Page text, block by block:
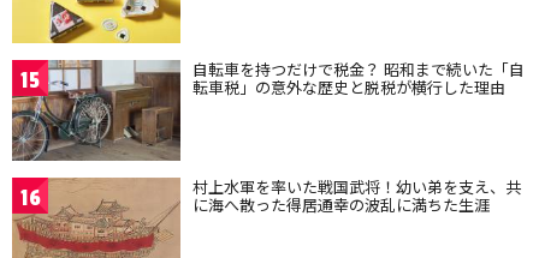
15 自転車を持つだけで税金？ 昭和まで続いた「自
転車税」の意外な歴史と脱税が横行した理由
16 村上水軍を率いた戦国武将！幼い弟を支え、共
に海へ散った得居通幸の波乱に満ちた生涯